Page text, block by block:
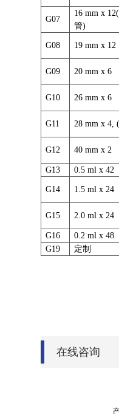
G07
16 mm x
管)
G08 19 mm x 12
G09 20 mm x 6
G10 26 mm x 6
G11 28 mm x 4,
G12 40 mm x 2
G13 0.5 ml x 42
G14 1.5 ml x 24
G15 2.0 ml x 24
G16
0.2 ml x 48
G19
定制
在线咨询